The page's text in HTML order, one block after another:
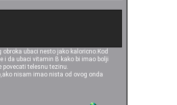
ubaci nesto jako kaloricno.Kod
i da ubaci vitamin B kako bi imao bolji
povecati telesnu tezinu.
nisam imao nista od ovog onda